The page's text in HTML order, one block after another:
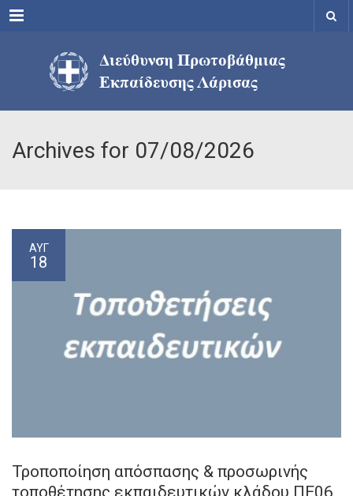
Menu
Archives for 07/08/2026
ΑΥΓ
18
Τροποποίηση απόσπασης & προσωρινής
τοποθέτησης εκπαιδευτικών κλάδου ΠΕ06